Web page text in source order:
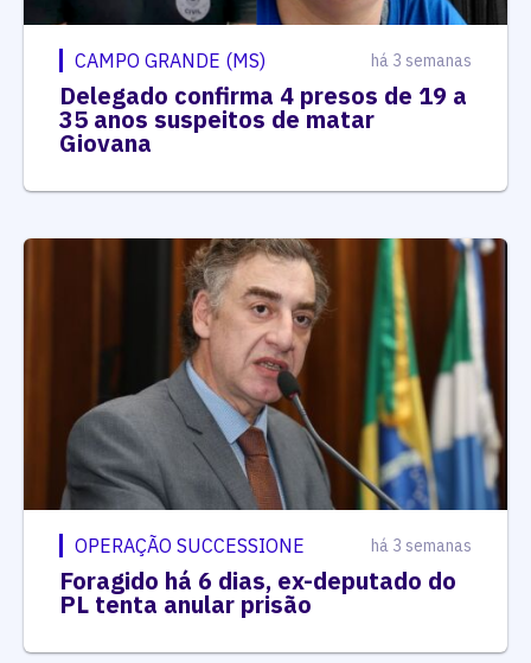
CAMPO GRANDE (MS) há 3 semanas
Delegado confirma 4 presos de 19 a
35 anos suspeitos de matar
Giovana
OPERAÇÃO SUCCESSIONE há 3 semanas
Foragido há 6 dias, ex-deputado do
PL tenta anular prisão